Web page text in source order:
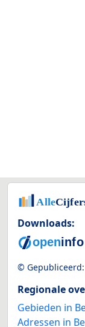
Downloads:
© Gepubliceerd:
Regionale
Gebieden in
Adressen in